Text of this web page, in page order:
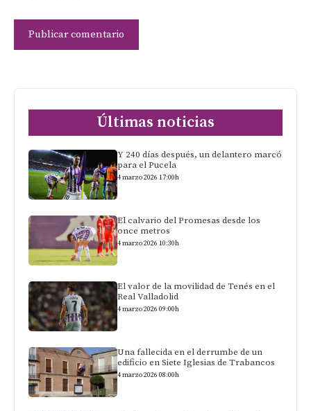
Últimas noticias
Y 240 días después, un delantero marcó
para el Pucela
4 marzo 2026 17:00h
El calvario del Promesas desde los
once metros
4 marzo 2026 10:30h
El valor de la movilidad de Tenés en el
Real Valladolid
4 marzo 2026 09:00h
Una fallecida en el derrumbe de un
edificio en Siete Iglesias de Trabancos
4 marzo 2026 08:00h